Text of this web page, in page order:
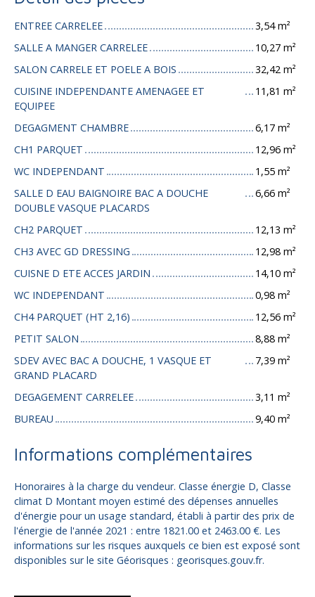
ENTREE CARRELEE
3,54 m²
SALLE A MANGER CARRELEE
10,27 m²
SALON CARRELE ET POELE A BOIS
32,42 m²
CUISINE INDEPENDANTE AMENAGEE ET
EQUIPEE
11,81 m²
DEGAGMENT CHAMBRE
6,17 m²
CH1 PARQUET
12,96 m²
WC INDEPENDANT
1,55 m²
SALLE D EAU BAIGNOIRE BAC A DOUCHE
DOUBLE VASQUE PLACARDS
6,66 m²
CH2 PARQUET
12,13 m²
CH3 AVEC GD DRESSING
12,98 m²
CUISNE D ETE ACCES JARDIN
14,10 m²
WC INDEPENDANT
0,98 m²
CH4 PARQUET (HT 2,16)
12,56 m²
PETIT SALON
8,88 m²
SDEV AVEC BAC A DOUCHE, 1 VASQUE ET
GRAND PLACARD
7,39 m²
DEGAGEMENT CARRELEE
3,11 m²
BUREAU
9,40 m²
Informations complémentaires
Honoraires à la charge du vendeur. Classe énergie D, Classe
climat D Montant moyen estimé des dépenses annuelles
d'énergie pour un usage standard, établi à partir des prix de
l'énergie de l'année 2021 : entre 1821.00 et 2463.00 €. Les
informations sur les risques auxquels ce bien est exposé sont
disponibles sur le site Géorisques : georisques.gouv.fr.